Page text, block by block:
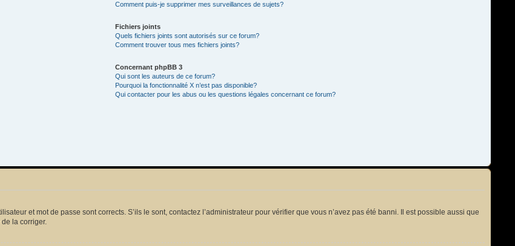
Comment puis-je supprimer mes surveillances de sujets?
Fichiers joints
Quels fichiers joints sont autorisés sur ce forum?
Comment trouver tous mes fichiers joints?
Concernant phpBB 3
Qui sont les auteurs de ce forum?
Pourquoi la fonctionnalité X n’est pas disponible?
Qui contacter pour les abus ou les questions légales concernant ce forum?
et mot de passe sont corrects. S’ils le sont, contactez l’administrateur pour vérifier que vous n’avez pas été banni. Il est possible aussi que
de la corriger.